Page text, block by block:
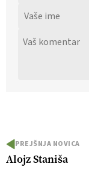
PREJŠNJA NOVICA
Alojz Staniša